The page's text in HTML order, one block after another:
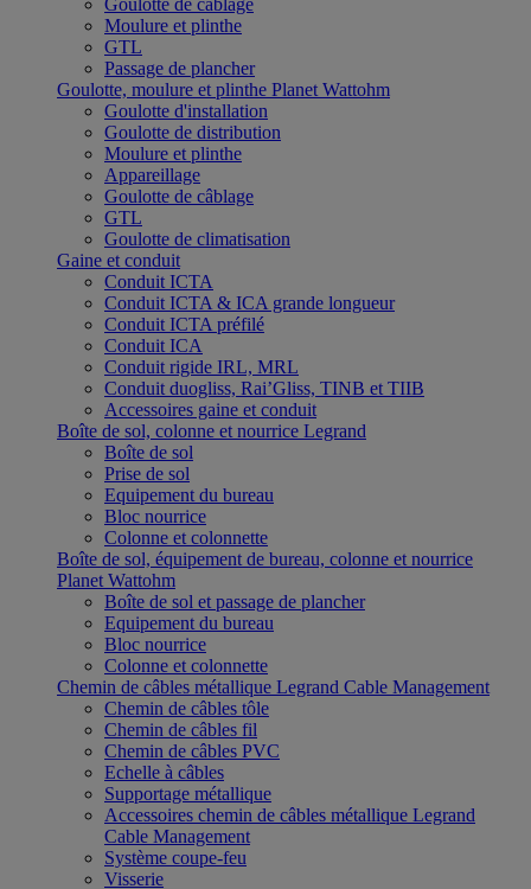
Goulotte de câblage
Moulure et plinthe
GTL
Passage de plancher
Goulotte, moulure et plinthe Planet Wattohm
Goulotte d'installation
Goulotte de distribution
Moulure et plinthe
Appareillage
Goulotte de câblage
GTL
Goulotte de climatisation
Gaine et conduit
Conduit ICTA
Conduit ICTA & ICA grande longueur
Conduit ICTA préfilé
Conduit ICA
Conduit rigide IRL, MRL
Conduit duogliss, Rai’Gliss, TINB et TIIB
Accessoires gaine et conduit
Boîte de sol, colonne et nourrice Legrand
Boîte de sol
Prise de sol
Equipement du bureau
Bloc nourrice
Colonne et colonnette
Boîte de sol, équipement de bureau, colonne et nourrice
Planet Wattohm
Boîte de sol et passage de plancher
Equipement du bureau
Bloc nourrice
Colonne et colonnette
Chemin de câbles métallique Legrand Cable Management
Chemin de câbles tôle
Chemin de câbles fil
Chemin de câbles PVC
Echelle à câbles
Supportage métallique
Accessoires chemin de câbles métallique Legrand
Cable Management
Système coupe-feu
Visserie